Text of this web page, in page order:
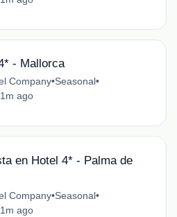
- Mallorca
Company•Seasonal•
1m ago
en Hotel 4* - Palma de
Company•Seasonal•
1m ago